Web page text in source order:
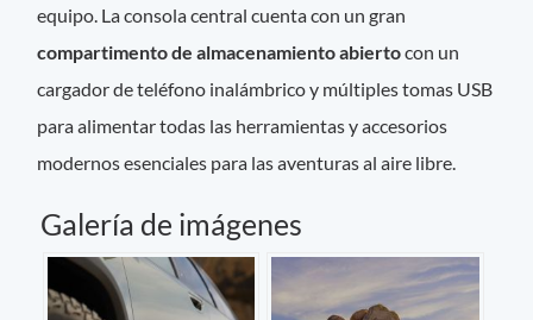
equipo. La consola central cuenta con un gran
compartimento de almacenamiento abiertocon un
cargador de teléfono inalámbrico y múltiples tomas USB
para alimentar todas las herramientas y accesorios
modernos esenciales para las aventuras al aire libre.
Galería de imágenes